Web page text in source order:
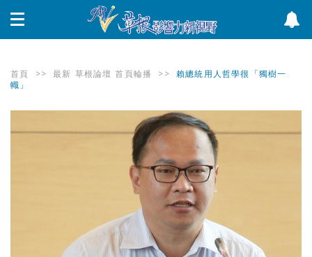
首頁 >> 最新 草根論壇 首頁輪播 >> 賴總統用人哲學很「獨樹一
幟」